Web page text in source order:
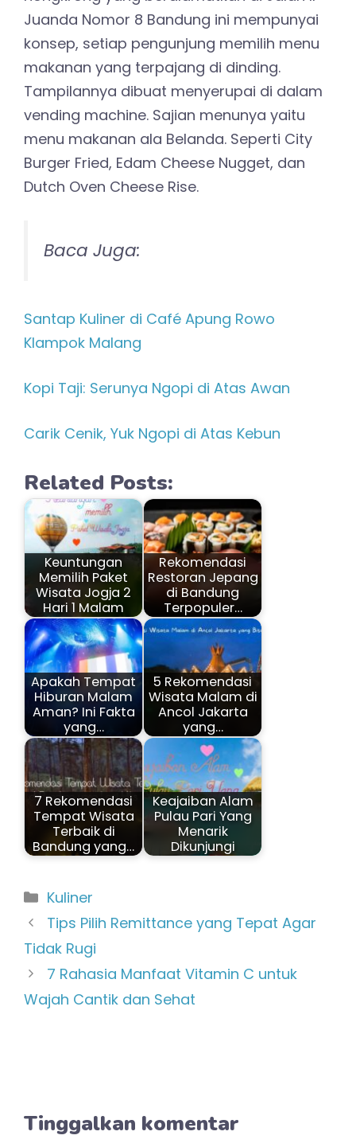
Juanda Nomor 8 Bandung ini mempunyai
konsep, setiap pengunjung memilih menu
makanan yang terpajang di dinding.
Tampilannya dibuat menyerupai di dalam
vending machine. Sajian menunya yaitu
menu makanan ala Belanda. Seperti City
Burger Fried, Edam Cheese Nugget, dan
Dutch Oven Cheese Rise.
Baca Juga:
Santap Kuliner di Café Apung Rowo
Klampok Malang
Kopi Taji: Serunya Ngopi di Atas Awan
Carik Cenik, Yuk Ngopi di Atas Kebun
Related Posts:
Keuntungan
Memilih Paket
Wisata Jogja 2
Hari 1 Malam
Rekomendasi
Restoran Jepang
di Bandung
Terpopuler…
Apakah Tempat
Hiburan Malam
Aman? Ini Fakta
yang…
5 Rekomendasi
Wisata Malam di
Ancol Jakarta
yang…
7 Rekomendasi
Tempat Wisata
Terbaik di
Bandung yang…
Keajaiban Alam
Pulau Pari Yang
Menarik
Dikunjungi
Kategori
Kuliner
Tips Pilih Remittance yang Tepat Agar
Tidak Rugi
7 Rahasia Manfaat Vitamin C untuk
Wajah Cantik dan Sehat
Tinggalkan komentar